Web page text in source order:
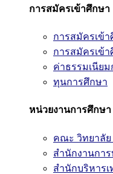
การสมัครเข้าศึกษา
การสมัครเข้
การสมัครเข้
ค่าธรรมเนีย
ทุนการศึกษา
หน่วยงานการศึกษา
คณะ วิทยาลั
สำนักงานการ
สำนักบริหาร